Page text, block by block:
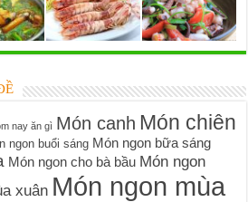
nay ăn gì Món canh Món chiên
ngon buổi sáng Món ngon bữa sáng
Món ngon cho bà bầu Món ngon
xuân Món ngon mùa